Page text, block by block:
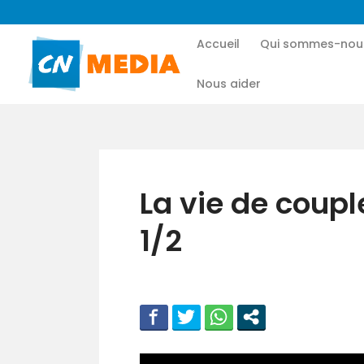
Accueil Qui sommes-
Nous aider
La vie de
1/2